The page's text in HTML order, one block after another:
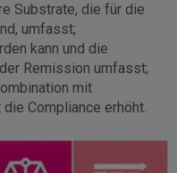
Substrate, die für die
umfasst;
kann und die
Remission umfasst;
mit
Compliance erhöht.